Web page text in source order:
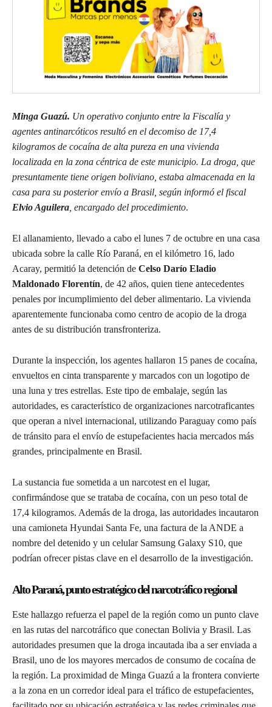
Minga Guazú. Un operativo conjunto entre la Fiscalía y
agentes antinarcóticos resultó en el decomiso de 17,4
kilogramos de cocaína de alta pureza en una vivienda
localizada en la zona céntrica de este municipio. La droga, que
presuntamente tiene origen boliviano, estaba almacenada en la
casa para su posterior envío a Brasil, según informó el fiscal
Elvio Aguilera , encargado del procedimiento.
El allanamiento, llevado a cabo el lunes 7 de octubre en una casa
ubicada sobre la calle Río Paraná, en el kilómetro 16, lado
Acaray, permitió la detención de Celso Darío Eladio
Maldonado Florentín, de 42 años, quien tiene antecedentes
penales por incumplimiento del deber alimentario. La vivienda
aparentemente funcionaba como centro de acopio de la droga
antes de su distribución transfronteriza.
Durante la inspección, los agentes hallaron 15 panes de cocaína,
envueltos en cinta transparente y marcados con un logotipo de
una luna y tres estrellas. Este tipo de embalaje, según las
autoridades, es característico de organizaciones narcotraficantes
que operan a nivel internacional, utilizando Paraguay como país
de tránsito para el envío de estupefacientes hacia mercados más
grandes, principalmente en Brasil.
La sustancia fue sometida a un narcotest en el lugar,
confirmándose que se trataba de cocaína, con un peso total de
17,4 kilogramos. Además de la droga, las autoridades incautaron
una camioneta Hyundai Santa Fe, una factura de la ANDE a
nombre del detenido y un celular Samsung Galaxy S10, que
podrían ofrecer pistas clave en el desarrollo de la investigación.
Alto Paraná, punto estratégico del narcotráfico regional
Este hallazgo refuerza el papel de la región como un punto clave
en las rutas del narcotráfico que conectan Bolivia y Brasil. Las
autoridades presumen que la droga incautada iba a ser enviada a
Brasil, uno de los mayores mercados de consumo de cocaína de
la región. La proximidad de Minga Guazú a la frontera convierte
a la zona en un corredor ideal para el tráfico de estupefacientes,